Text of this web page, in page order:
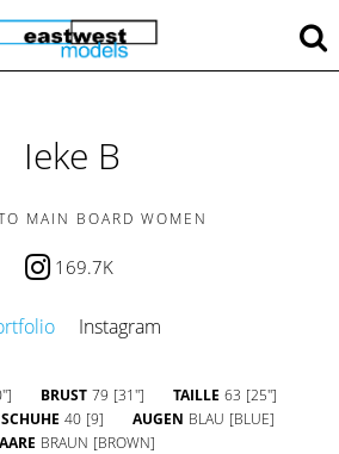
Ieke B
MAIN BOARD WOMEN
169.7K
Instagram
BRUST 79 [31''] TAILLE 63 [25'']
SCHUHE 40 [9] AUGEN BLAU [BLUE]
BRAUN [BROWN]